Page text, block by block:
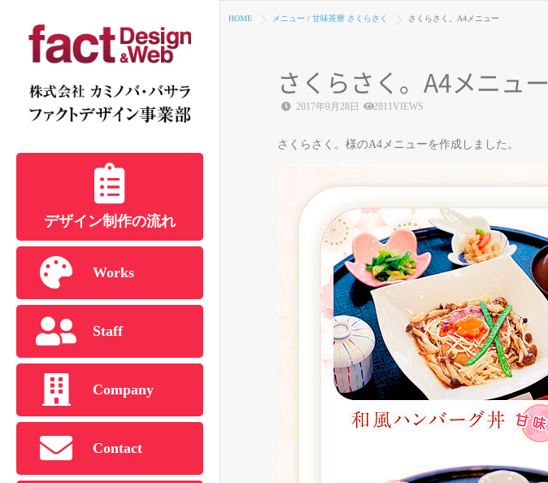
デザイン制作の流れ
Works
Staff
Company
Contact
HOME メニュー / 甘味茶寮 さくらさく さくらさく。A4メニュー
さくらさく。A4メニュー
2017年9月28日 2811VIEWS
さくらさく。様のA4メニューを作成しました。